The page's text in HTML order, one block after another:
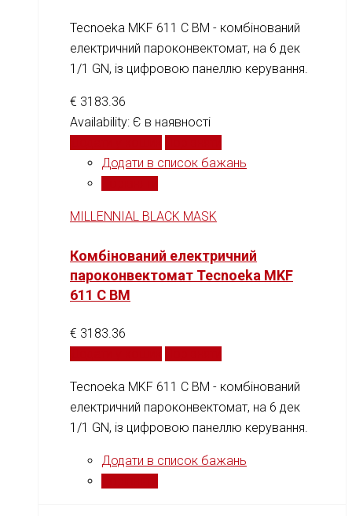
Tecnoeka MKF 611 C BM - комбінований
електричний пароконвектомат, на 6 дек
1/1 GN, із цифровою панеллю керування.
€ 3183.36
Availability: Є в наявності
Додати в список бажань
MILLENNIAL BLACK MASK
Комбінований електричний
пароконвектомат Tecnoeka MKF
611 С BM
€ 3183.36
Tecnoeka MKF 611 C BM - комбінований
електричний пароконвектомат, на 6 дек
1/1 GN, із цифровою панеллю керування.
Додати в список бажань